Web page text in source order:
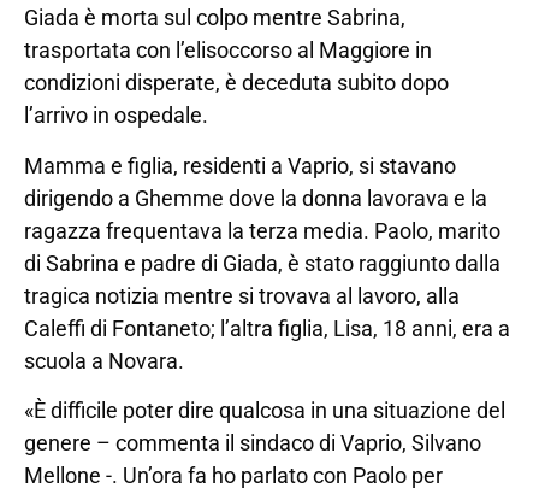
Giada è morta sul colpo mentre Sabrina,
trasportata con l’elisoccorso al Maggiore in
condizioni disperate, è deceduta subito dopo
l’arrivo in ospedale.
Mamma e figlia, residenti a Vaprio, si stavano
dirigendo a Ghemme dove la donna lavorava e la
ragazza frequentava la terza media. Paolo, marito
di Sabrina e padre di Giada, è stato raggiunto dalla
tragica notizia mentre si trovava al lavoro, alla
Caleffi di Fontaneto; l’altra figlia, Lisa, 18 anni, era a
scuola a Novara.
«È difficile poter dire qualcosa in una situazione del
genere – commenta il sindaco di Vaprio, Silvano
Mellone -. Un’ora fa ho parlato con Paolo per